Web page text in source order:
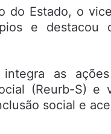
do Estado, o
e
as
(Reurb-S)
social e